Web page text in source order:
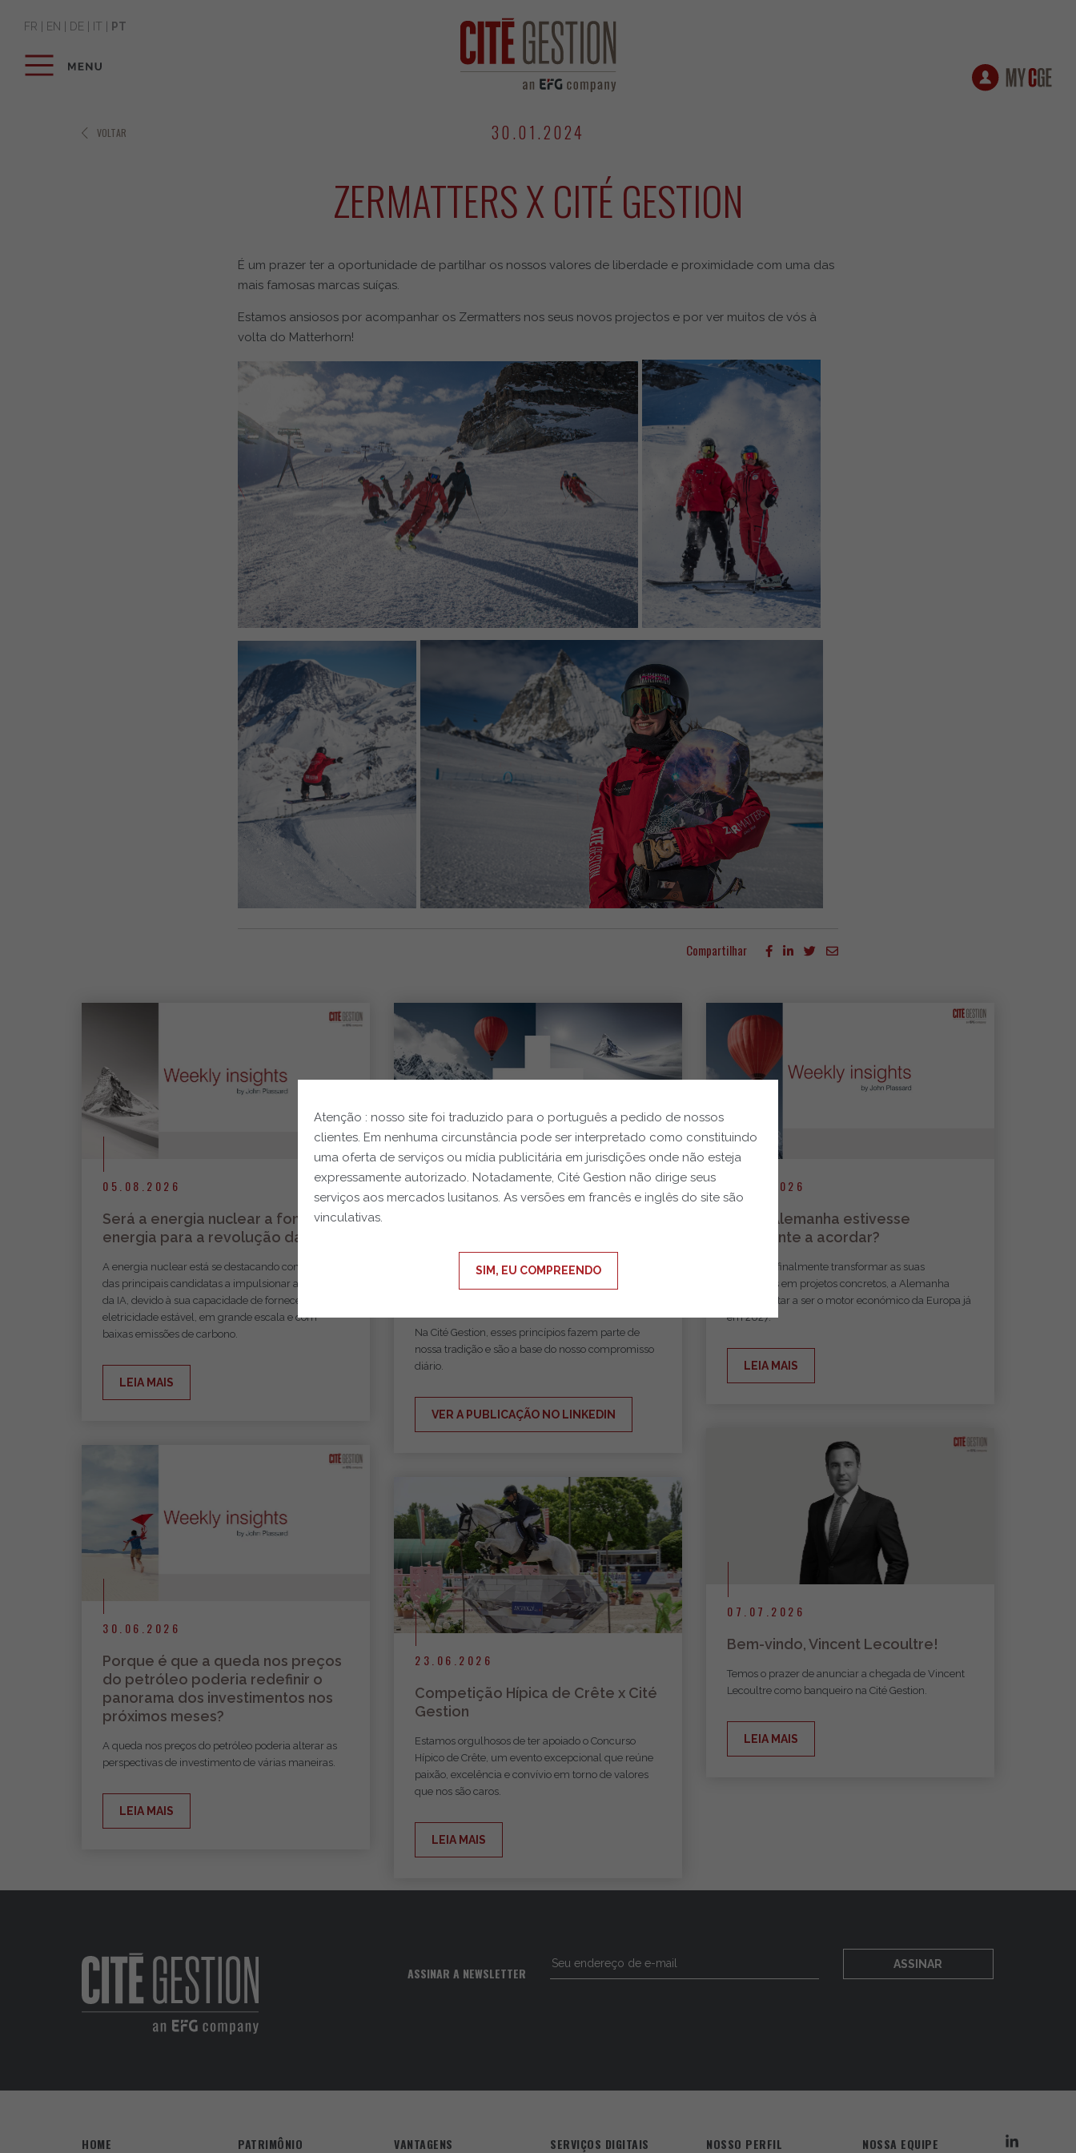
FR EN DE IT PT
30.01.2024
ZERMATTERS X CITÉ GESTION
É um prazer ter a oportunidade de partilhar os nossos valores de liberdade e proximidade com uma das
mais famosas marcas suíças.
Estamos ansiosos por acompanhar os Zermatters nos seus novos projectos e por ver muitos de vós à
volta do Matterhorn!
Compartilhar
Mais artigos
05.08.2026
Será a energia nuclear a fonte de
energia para a revolução da IA?
A energia nuclear está se destacando como uma
das principais candidatas a impulsionar a revolução
da IA, devido à sua capacidade de fornecer
eletricidade estável, em grande escala e com
baixas emissões de carbono.
LEIA MAIS
01.08.2026
feriado nacional, mas também os valores que
Na Cité Gestion, esses princípios fazem parte de
nossa tradição e são a base do nosso compromisso
diário.
VER A PUBLICAÇÃO NO LINKEDIN
24.07.2026
E se a Alemanha estivesse
finalmente a acordar?
Se Berlim finalmente transformar as suas
promessas em projetos concretos, a Alemanha
poderá voltar a ser o motor económico da Europa já
em 2027.
LEIA MAIS
07.07.2026
Bem-vindo, Vincent Lecoultre!
Temos o prazer de anunciar a chegada de Vincent
Lecoultre como banqueiro na Cité Gestion.
LEIA MAIS
30.06.2026
Porque é que a queda nos preços
do petróleo poderia redefinir o
panorama dos investimentos nos
próximos meses?
A queda nos preços do petróleo poderia alterar as
perspectivas de investimento de várias maneiras.
LEIA MAIS
23.06.2026
Competição Hípica de Crête x Cité
Gestion
Estamos orgulhosos de ter apoiado o Concurso
Hípico de Crête, um evento excepcional que reúne
paixão, excelência e convívio em torno de valores
que nos são caros.
LEIA MAIS
VOLTAR
ASSINAR A NEWSLETTER
ASSINAR
HOME PATRIMÔNIO VANTAGENS SERVIÇOS DIGITAIS NOSSO PERFIL NOSSA EQUIPE
Atenção : nosso site foi traduzido para o português a pedido de nossos
clientes. Em nenhuma circunstância pode ser interpretado como constituindo
uma oferta de serviços ou mídia publicitária em jurisdições onde não esteja
expressamente autorizado. Notadamente, Cité Gestion não dirige seus
serviços aos mercados lusitanos. As versões em francês e inglês do site são
vinculativas.
SIM, EU COMPREENDO